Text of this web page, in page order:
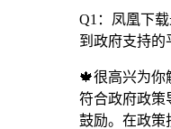
Q1：凤凰下
到政府支持的
🍁很高兴为你
符合政府政策
鼓励。在政策